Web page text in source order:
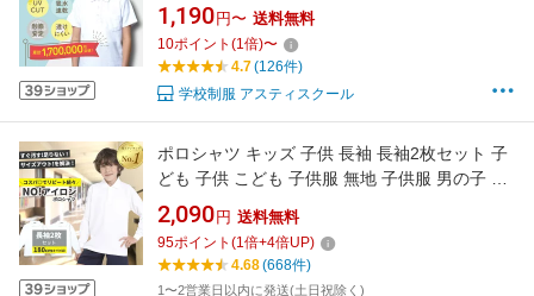
白 シャツ 制服 通園 通学 小学生 子供 中学 高校
男児 男の子用 小学校 通販 学生服 通学 学校 ス
クールシャツ 中学生 学童 スクール
1,190 円〜 送料無料
10ポイント (1倍)〜
4.7(126件)
学校制服 アスティスクール
ポロシャツ キッズ 子供 長袖 長袖2枚セット 子
ども 子供 こども 子供服 無地 子供服 男の子 女
の子 鹿の子 白 無地 男女兼用 制服 通販 学生服
ポロシャツ シャツ スクール 通学 小学生 学校用
通販 学生服 小学校 白 送料無料 おしゃれ
2,090 円 送料無料
95ポイント (1倍+4倍UP)
4.68(668件)
1〜2営業日以内に発送(土日祝除く)